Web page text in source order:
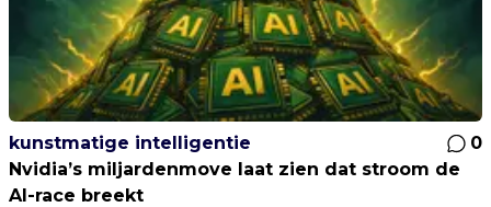
kunstmatige intelligentie
0
Nvidia’s miljardenmove laat zien dat stroom de
AI-race breekt